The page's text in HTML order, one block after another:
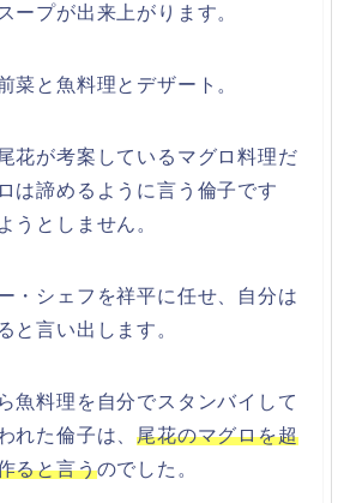
ープが出来上がります。
菜と魚料理とデザート。
花が考案しているマグロ料理だ
は諦めるように言う倫子です
うとしません。
・シェフを祥平に任せ、自分は
と言い出します。
魚料理を自分でスタンバイして
れた倫子は、尾花のマグロを超
ると言うのでした。